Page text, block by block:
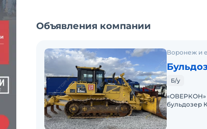
Объявления компании
Воронеж и
Б/у
«ОВЕРКОН»
бульдозер